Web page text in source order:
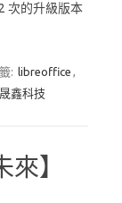
次的升級版本
: libreoffice ,
晟鑫科技
】